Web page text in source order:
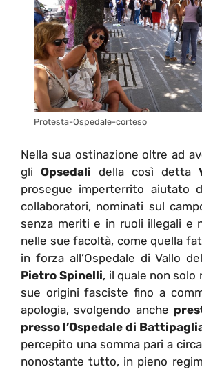
Protesta-Ospedale-corteso
Nella sua ostinazione oltre ad
gli Opsedali della così detta
prosegue imperterrito aiutato
collaboratori, nominati sul
senza meriti e in ruoli illegali e
nelle sue facoltà, come quella
in forza all’Ospedale di Vallo
Pietro Spinelli, il quale non solo
sue origini fasciste fino a
apologia, svolgendo anche
presso l’Ospedale di
percepito una somma pari a
nonostante tutto, in pieno